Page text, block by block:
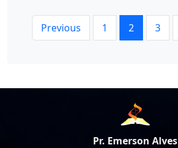
Previous 1 2 3
Pr. Emerson Alves